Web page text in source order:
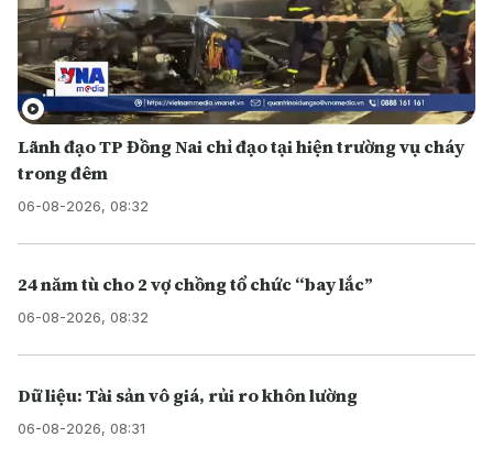
Lãnh đạo TP Đồng Nai chỉ đạo tại hiện trường vụ cháy
trong đêm
06-08-2026, 08:32
24 năm tù cho 2 vợ chồng tổ chức “bay lắc”
06-08-2026, 08:32
Dữ liệu: Tài sản vô giá, rủi ro khôn lường
06-08-2026, 08:31